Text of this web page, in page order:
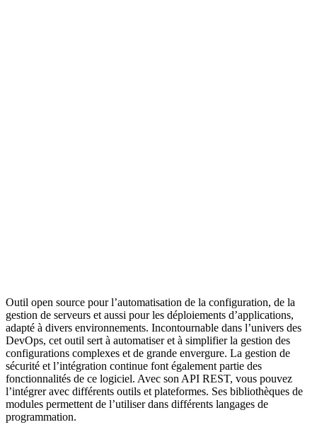
Outil open source pour l’automatisation de la configuration, de la
gestion de serveurs et aussi pour les déploiements d’applications,
adapté à divers environnements. Incontournable dans l’univers des
DevOps, cet outil sert à automatiser et à simplifier la gestion des
configurations complexes et de grande envergure. La gestion de
sécurité et l’intégration continue font également partie des
fonctionnalités de ce logiciel. Avec son API REST, vous pouvez
l’intégrer avec différents outils et plateformes. Ses bibliothèques de
modules permettent de l’utiliser dans différents langages de
programmation.